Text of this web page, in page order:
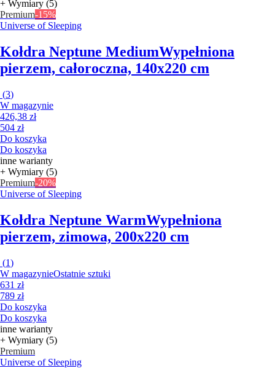
+ Wymiary (5)
Premium-15%
Universe of Sleeping
Kołdra Neptune MediumWypełniona
pierzem, całoroczna, 140x220 cm
(3)
W magazynie
426,38 zł
504 zł
Do koszyka
Do koszyka
inne warianty
+ Wymiary (5)
Premium-20%
Universe of Sleeping
Kołdra Neptune WarmWypełniona
pierzem, zimowa, 200x220 cm
(1)
W magazynieOstatnie sztuki
631 zł
789 zł
Do koszyka
Do koszyka
inne warianty
+ Wymiary (5)
Premium
Universe of Sleeping